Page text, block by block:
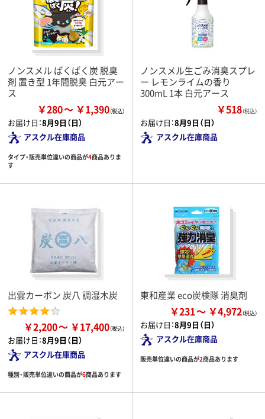
ノンスメル ぱくぱく炭 脱臭
剤 置き型 1年間脱臭 白元アー
ス
￥280 ￥1,390
お届け日：8月9日（日）
アスクル在庫商品
タイプ・販売単位違いの商品が4商品ありま
す
ノンスメル生ごみ消臭スプレ
ー レモンライムの香り
300mL 1本 白元アース
￥518（税込）
お届け日：8月9日（日）
アスクル在庫商品
出雲カーボン 炭八 調湿木炭
￥2,200 ￥17,400
お届け日：8月9日（日）
アスクル在庫商品
種別・販売単位違いの商品が6商品あります
東和産業 eco炭検隊 消臭剤
￥231 ￥4,972
お届け日：8月9日（日）
アスクル在庫商品
販売単位違いの商品が2商品あります